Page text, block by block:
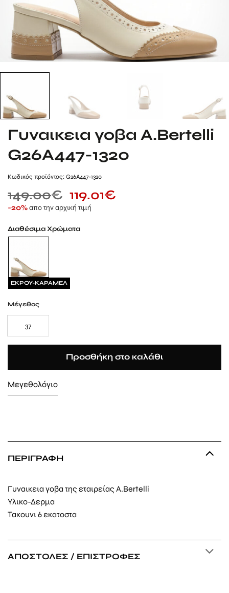
Γυναικεια γοβα A.Bertelli
G26A447-1320
Kωδικός προϊόντος: G26A447-1320
149.00€ 119.01€
-20%απο την αρχική τιμή
Διαθέσιμα Χρώματα
ΕΚΡΟΥ-ΚΑΡΑΜΕΛ
Μέγεθος
37
Προσθήκη στο καλάθι
Μεγεθολόγιο
ΠΕΡΙΓΡΑΦΉ
Γυναικεια γοβα της εταιρείας A.Bertelli
Υλικο-Δερμα
Τακουνι 6 εκατοστα
ΑΠΟΣΤΟΛΈΣ / ΕΠΙΣΤΡΟΦΈΣ